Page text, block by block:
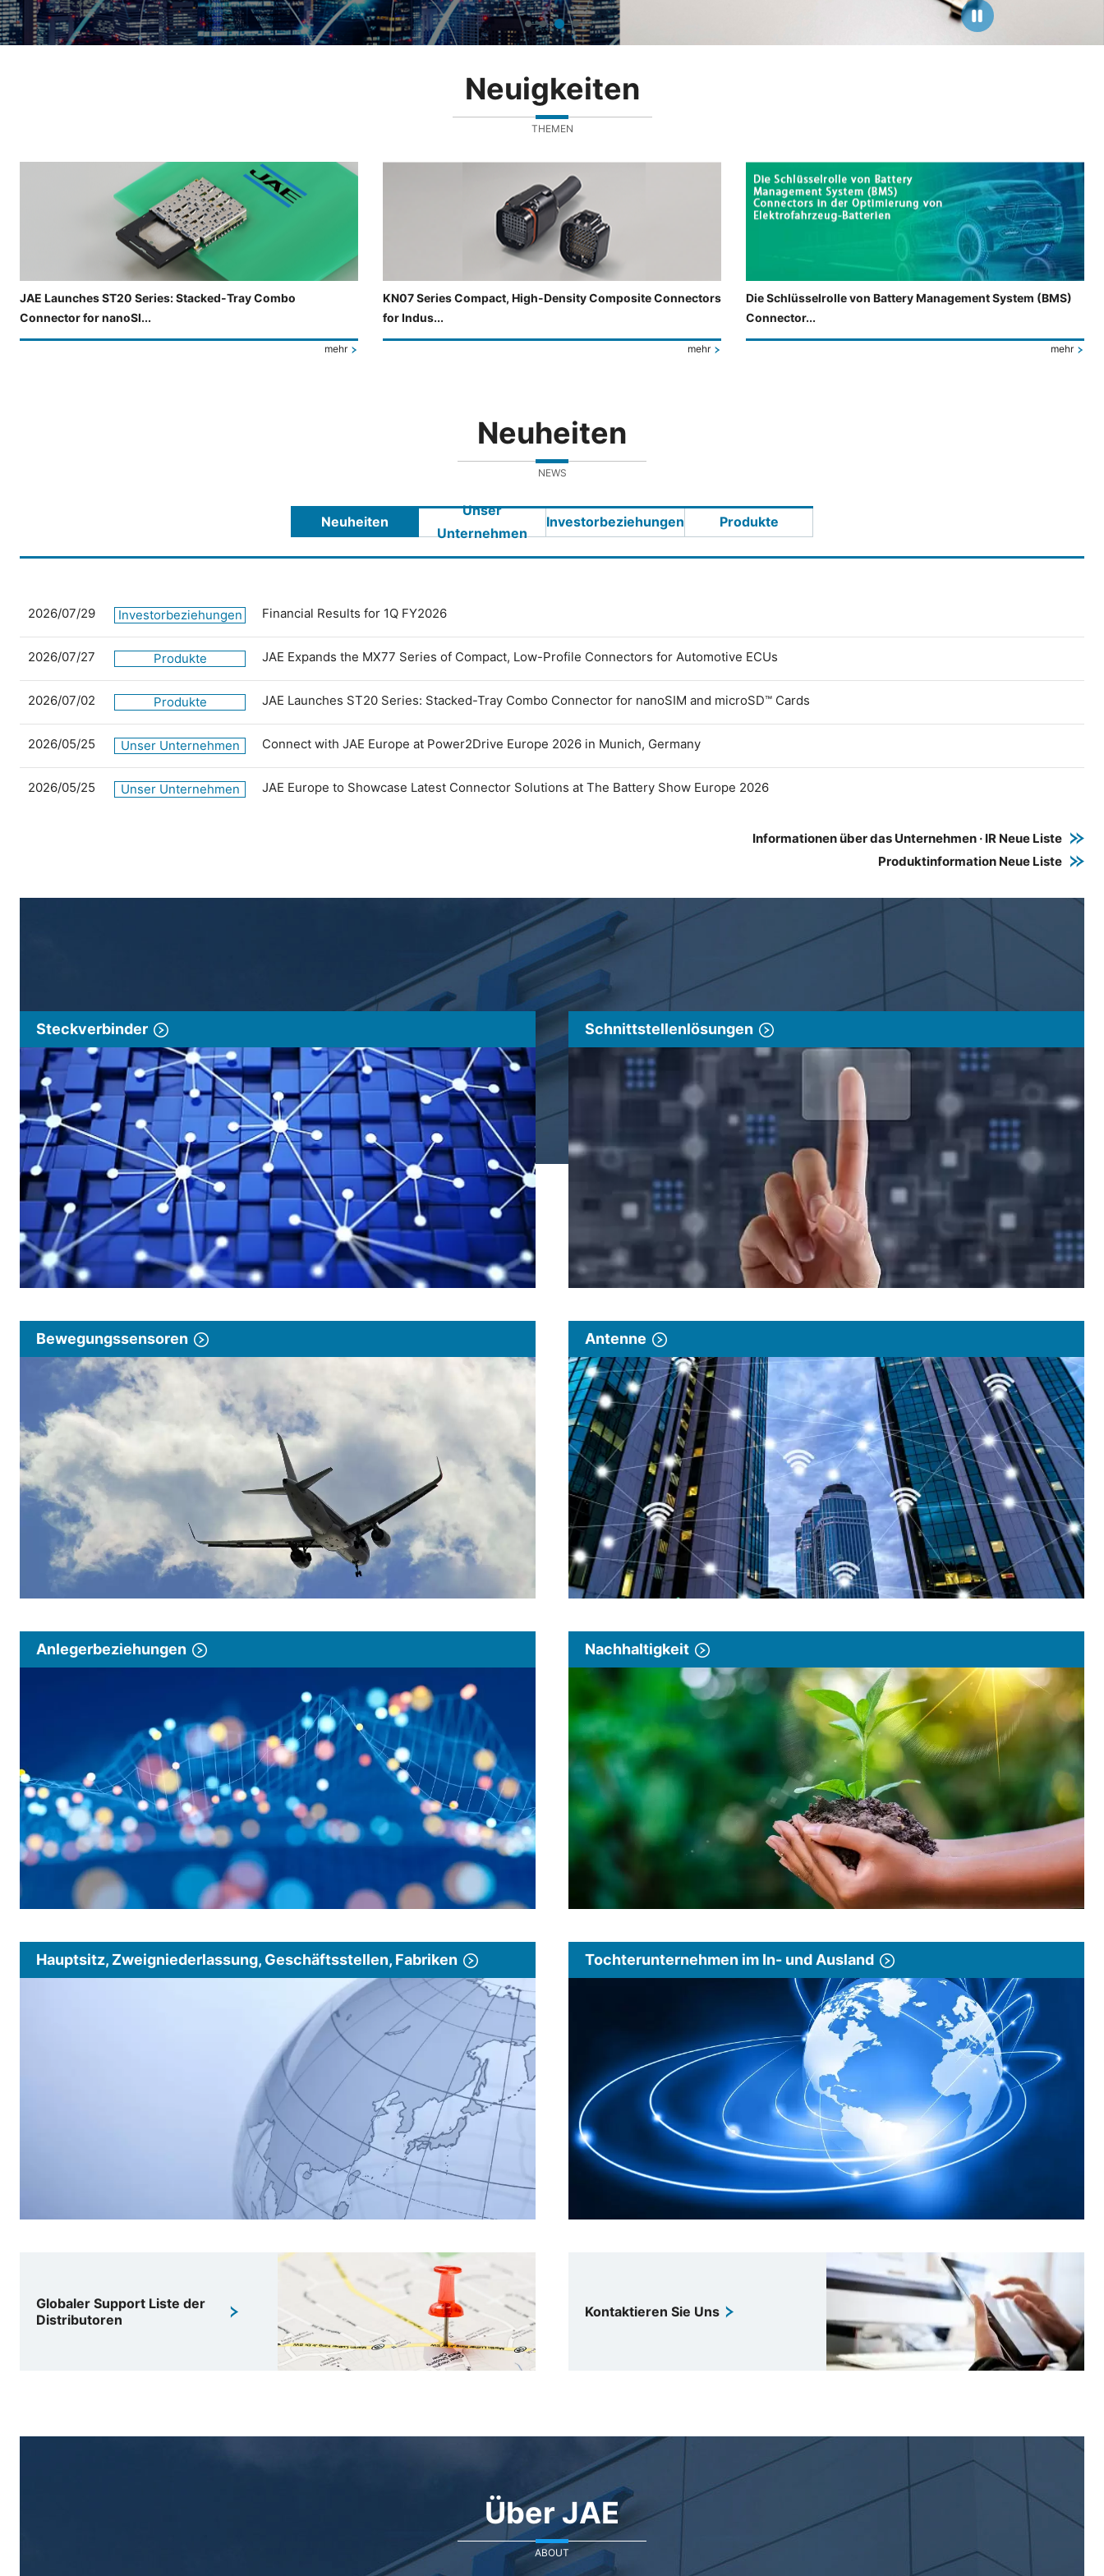
Neuigkeiten
THEMEN
JAE Launches ST20 Series: Stacked-Tray Combo
Connector for nanoSI...
mehr
KN07 Series Compact, High-Density Composite Connectors
for Indus...
mehr
Die Schlüsselrolle von Battery Management System (BMS)
Connector...
mehr
Neuheiten
NEWS
Neuheiten
Unser
Unternehmen
Investorbeziehungen Produkte
2026/07/29 Investorbeziehungen Financial Results for 1Q FY2026
2026/07/27 Produkte JAE Expands the MX77 Series of Compact, Low-Profile Connectors for Automotive ECUs
2026/07/02 Produkte JAE Launches ST20 Series: Stacked-Tray Combo Connector for nanoSIM and microSD™ Cards
2026/05/25 Unser Unternehmen Connect with JAE Europe at Power2Drive Europe 2026 in Munich, Germany
2026/05/25 Unser Unternehmen JAE Europe to Showcase Latest Connector Solutions at The Battery Show Europe 2026
Informationen über das Unternehmen · IR Neue Liste
Produktinformation Neue Liste
Steckverbinder Schnittstellenlösungen
Bewegungssensoren Antenne
Anlegerbeziehungen Nachhaltigkeit
Hauptsitz, Zweigniederlassung, Geschäftsstellen, Fabriken Tochterunternehmen im In- und Ausland
Globaler Support Liste der
Distributoren
Kontaktieren Sie Uns
Über JAE
ABOUT